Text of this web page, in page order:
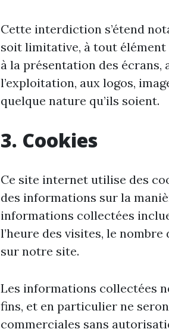
Cette interdiction s’étend
soit limitative, à tout
à la présentation des écrans,
l’exploitation, aux logos,
quelque nature qu’ils soient.
3. Cookies
Ce site internet utilise des
des informations sur la
informations collectées
l’heure des visites, le nombre
sur notre site.
Les informations collectées
fins, et en particulier ne
commerciales sans